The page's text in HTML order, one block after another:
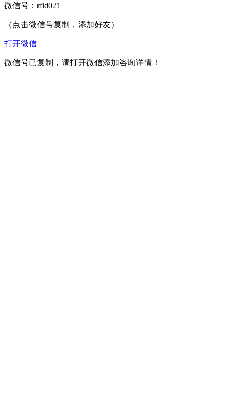
微信号： rfid021
（点击微信号复制，添加好友）
打开微信
微信号已复制，请打开微信添加咨询详情！